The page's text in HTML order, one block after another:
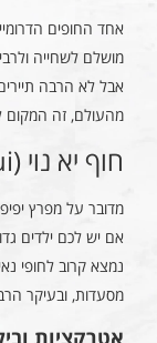
אחד החופים
מושלם לשחייה
אבל לא הרבה
מהעולם, זה המקום
חוף יא נוי (Ya Nui)
מדובר על מפרץ
אם יש לכם ילדים
נמצא קרוב לחופי
מסעדות, ובעיקר
אטרקציות